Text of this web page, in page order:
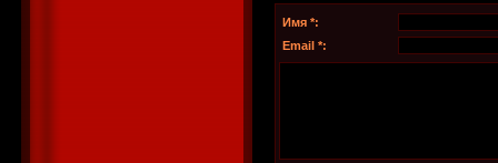
Имя *:
Email *: